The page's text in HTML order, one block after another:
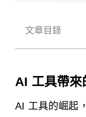
文章目錄
AI 工具帶來
AI 工具的崛起